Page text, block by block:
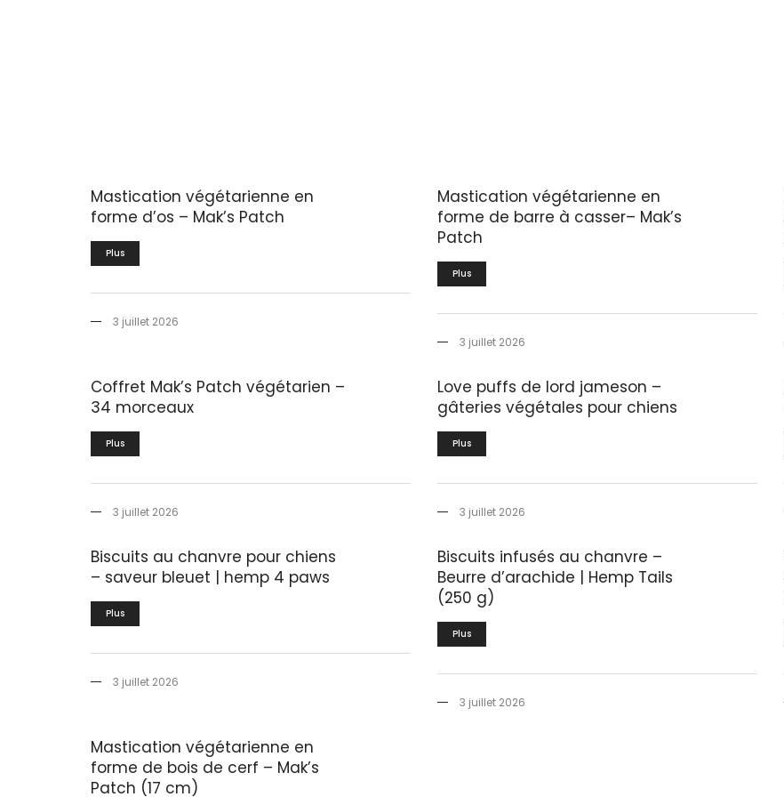
Mastication végétarienne en
forme d’os – Mak’s Patch
Plus
3 juillet 2026
Mastication végétarienne en
forme de barre à casser– Mak’s
Patch
Plus
3 juillet 2026
Coffret Mak’s Patch végétarien –
34 morceaux
Plus
3 juillet 2026
Love puffs de lord jameson –
gâteries végétales pour chiens
Plus
3 juillet 2026
Biscuits au chanvre pour chiens
– saveur bleuet | hemp 4 paws
Plus
3 juillet 2026
Biscuits infusés au chanvre –
Beurre d’arachide | Hemp Tails
(250 g)
Plus
3 juillet 2026
Mastication végétarienne en
forme de bois de cerf – Mak’s
Patch (17 cm)